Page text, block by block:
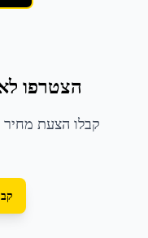
הצטרפו
קבלו הצעת מחיר